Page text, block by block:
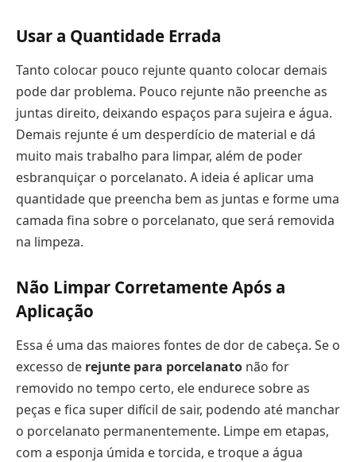
Usar a Quantidade Errada
Tanto colocar pouco rejunte quanto colocar demais
pode dar problema. Pouco rejunte não preenche as
juntas direito, deixando espaços para sujeira e água.
Demais rejunte é um desperdício de material e dá
muito mais trabalho para limpar, além de poder
esbranquiçar o porcelanato. A ideia é aplicar uma
quantidade que preencha bem as juntas e forme uma
camada fina sobre o porcelanato, que será removida
na limpeza.
Não Limpar Corretamente Após a
Aplicação
Essa é uma das maiores fontes de dor de cabeça. Se o
excesso de rejunte para porcelanato não for
removido no tempo certo, ele endurece sobre as
peças e fica super difícil de sair, podendo até manchar
o porcelanato permanentemente. Limpe em etapas,
com a esponja úmida e torcida, e troque a água